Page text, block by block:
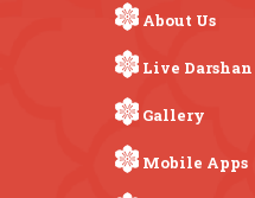
About Us
Live Darshan
Gallery
Mobile Apps